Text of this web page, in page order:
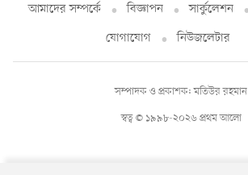
আমাদের সম্পর্কে বিজ্ঞাপন সার্কুলেশন
যোগাযোগ
নিউজলেটার
স্বত্ব © ১৯৯৮-২০২৬ প্রথম আলো
সম্পাদক ও প্রকাশক: মতিউর রহমান